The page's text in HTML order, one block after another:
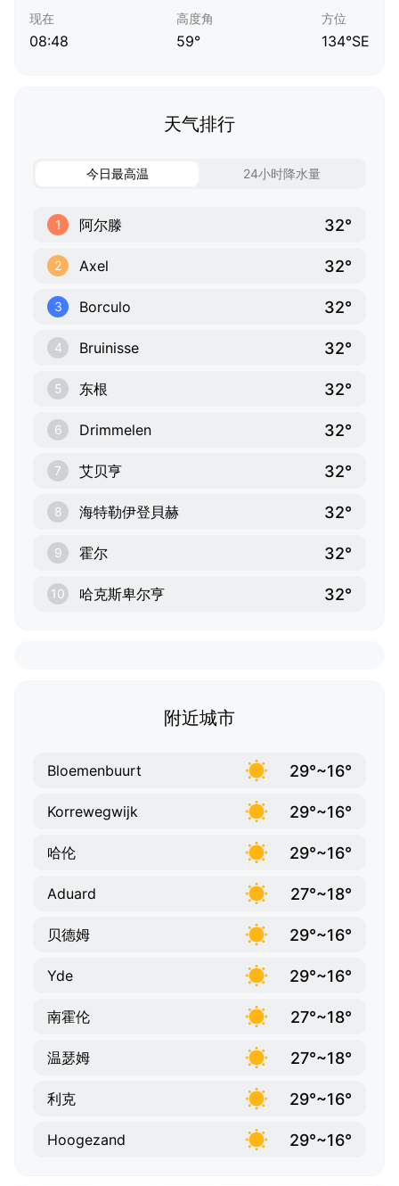
现在
08:48
高度角
59°
方位
134°SE
天气排行
今日最高温 24小时降水量
1 阿尔滕 32°
2 Axel 32°
3 Borculo 32°
4 Bruinisse 32°
5 东根 32°
6 Drimmelen 32°
7 艾贝亨 32°
8 海特勒伊登貝赫 32°
9 霍尔 32°
10 哈克斯卑尔亨 32°
附近城市
Bloemenbuurt 29°~16°
Korrewegwijk 29°~16°
哈伦 29°~16°
Aduard 27°~18°
贝德姆 29°~16°
Yde 29°~16°
南霍伦 27°~18°
温瑟姆 27°~18°
利克 29°~16°
Hoogezand 29°~16°